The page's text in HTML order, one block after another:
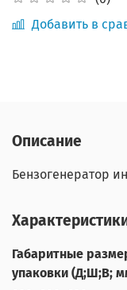
Добавить в
Описание
Бензогенератор
Габаритные
упаковки (Д;Ш;В;